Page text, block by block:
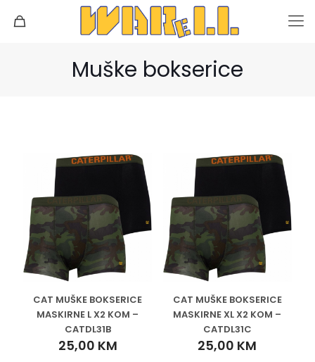
Muške bokserice
CAT MUŠKE BOKSERICE
MASKIRNE L X2 KOM –
CATDL31B
25,00 KM
CAT MUŠKE BOKSERICE
MASKIRNE XL X2 KOM –
CATDL31C
25,00 KM